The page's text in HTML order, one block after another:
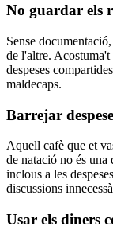
No guardar els
Sense
de l'altre.
despeses
maldecaps.
Barrejar
Aquell cafè que et
de natació no és una
inclous a les
discussions
Usar els diners